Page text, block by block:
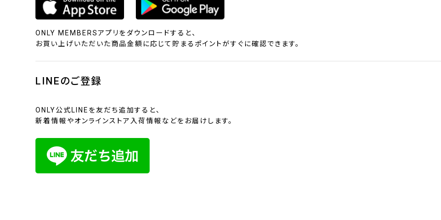
ONLY MEMBERSアプリをダウンロードすると、
お買い上げいただいた商品金額に応じて貯まるポイントがすぐに確認できます。
LINEのご登録
ONLY公式LINEを友だち追加すると、
新着情報やオンラインストア入荷情報などをお届けします。